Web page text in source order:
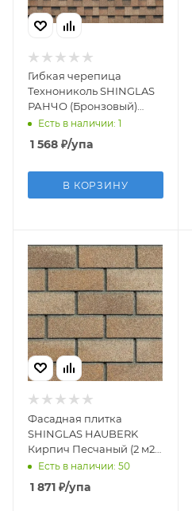
Гибкая черепица
Технониколь SHINGLAS
РАНЧО (Бронзовый)
двухслойная
Есть в наличии: 1
1 568 ₽/упа
В КОРЗИНУ
Фасадная плитка
SHINGLAS HAUBERK
Кирпич Песчаный (2 м2 /
уп)Есть в наличии: 50
1 871 ₽/упа